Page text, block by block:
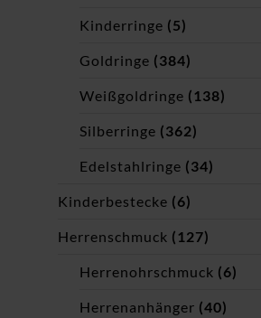
Kinderringe (5)
Goldringe (384)
Weißgoldringe (138)
Silberringe (362)
Edelstahlringe (34)
Kinderbestecke (6)
Herrenschmuck (127)
Herrenohrschmuck (6)
Herrenanhänger (40)